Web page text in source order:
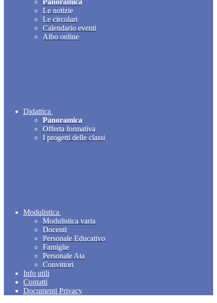
Panoramica
Le notizie
Le circolari
Calendario eventi
Albo online
Didattica
Panoramica
Offerta formativa
I progetti delle classi
Modulistica
Modulistica varia
Docenti
Personale Educativo
Famiglie
Personale Ata
Convittori
Info utili
Contatti
Documenti Privacy